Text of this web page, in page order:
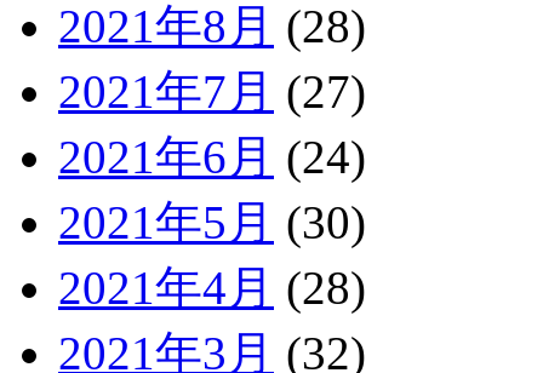
2021年8月 (28)
2021年7月 (27)
2021年6月 (24)
2021年5月 (30)
2021年4月 (28)
2021年3月 (32)